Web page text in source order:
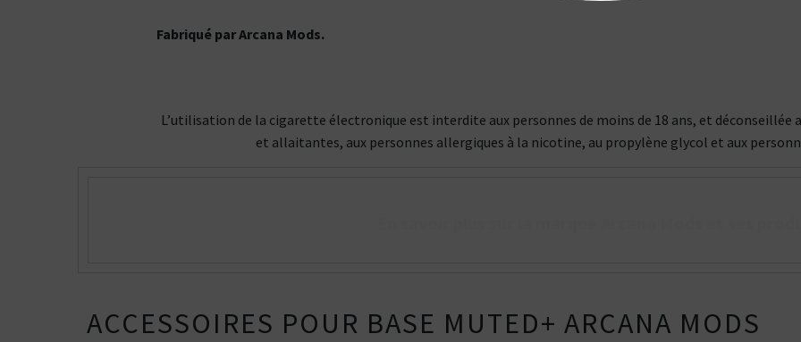
Fabriqué par Arcana Mods.
L’utilisation de la cigarette électronique est interdite aux personnes de moins de 18 ans, et déconseillée
et allaitantes, aux personnes allergiques à la nicotine, au propylène glycol et aux
ACCESSOIRES POUR BASE MUTED+ ARCANA MODS